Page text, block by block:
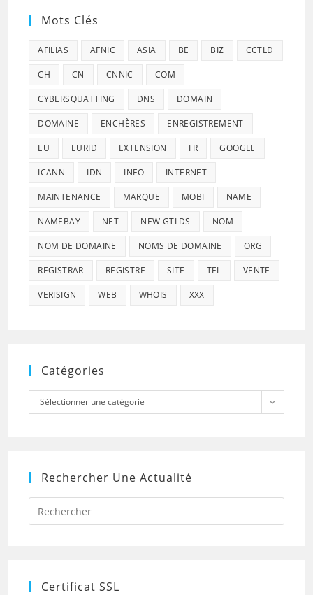
Mots Clés
AFILIAS AFNIC ASIA BE BIZ CCTLD
CH CN CNNIC COM
CYBERSQUATTING DNS DOMAIN
DOMAINE ENCHÈRES ENREGISTREMENT
EU EURID EXTENSION FR GOOGLE
ICANN IDN INFO INTERNET
MAINTENANCE MARQUE MOBI NAME
NAMEBAY NET NEW GTLDS NOM
NOM DE DOMAINE NOMS DE DOMAINE ORG
REGISTRAR REGISTRE SITE TEL VENTE
VERISIGN WEB WHOIS XXX
Catégories
Catégories
Sélectionner une catégorie
Rechercher Une Actualité
Press
to
Certificat SSL